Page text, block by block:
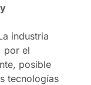
industria
por el
posible
tecnologías